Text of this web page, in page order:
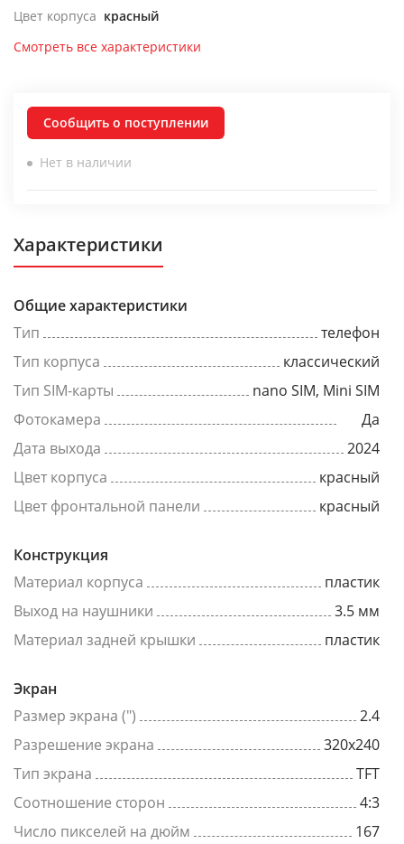
Цвет корпуса красный
Смотреть все характеристики
Сообщить о поступлении
Нет в наличии
Характеристики
Общие характеристики
Тип
телефон
Тип корпуса
классический
Тип SIM-карты
nano SIM, Mini SIM
Фотокамера
Да
Дата выхода
2024
Цвет корпуса
красный
Цвет фронтальной панели
красный
Конструкция
Материал корпуса
пластик
Выход на наушники
3.5 мм
Материал задней крышки
пластик
Экран
Размер экрана (")
2.4
Разрешение экрана
320x240
Тип экрана
TFT
Соотношение сторон
4:3
Число пикселей на дюйм
167